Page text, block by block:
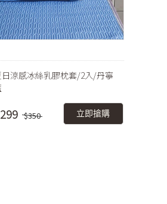
涼感冰絲乳膠枕套/2入/丹寧
$350 立即搶購